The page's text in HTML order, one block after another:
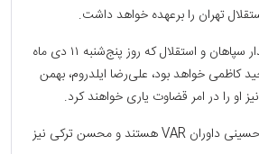
تهران را برعهده خواهد داشت.
بر این اساس قضاوت دیدار سپاهان و استقلال که روز پنج‌شنبه ۱۱ دی ماه
کاظمی خواهد بود، علی‌رضا ایلدروم، بهمن
او را در امر قضاوت یاری خواهند کرد.
امیر عرب‌براقی و حسین حسینی داوران VAR هستند و محسن ترکی نیز